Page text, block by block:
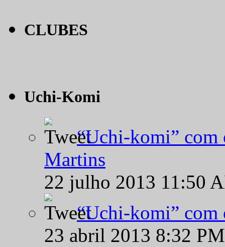
CLUBES
Uchi-Komi
“Uchi-komi” com
Martins
22 julho 2013 11:50
“Uchi-komi” com
23 abril 2013 8:32